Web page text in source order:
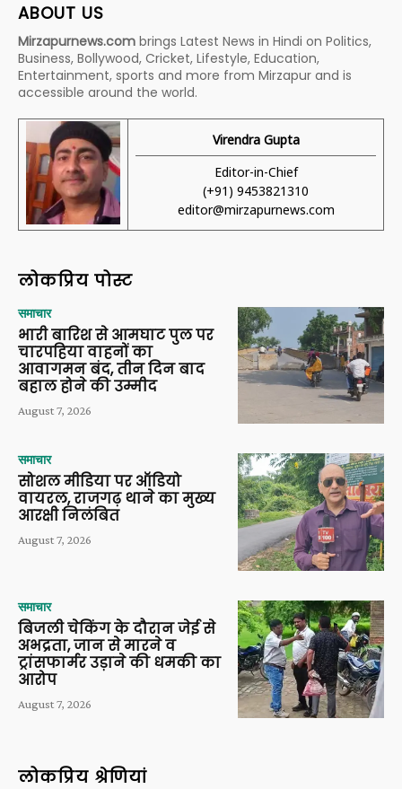
ABOUT US
Mirzapurnews.com brings Latest News in Hindi on Politics,
Business, Bollywood, Cricket, Lifestyle, Education,
Entertainment, sports and more from Mirzapur and is
accessible around the world.
Virendra Gupta
Editor-in-Chief
(+91) 9453821310
editor@mirzapurnews.com
लोकप्रिय पोस्ट
समाचार
भारी बारिश से आमघाट पुल पर
चारपहिया वाहनों का
आवागमन बंद, तीन दिन बाद
बहाल होने की उम्मीद
August 7, 2026
समाचार
सोशल मीडिया पर ऑडियो
वायरल, राजगढ़ थाने का मुख्य
आरक्षी निलंबित
August 7, 2026
समाचार
बिजली चेकिंग के दौरान जेई से
अभद्रता, जान से मारने व
ट्रांसफार्मर उड़ाने की धमकी का
आरोप
August 7, 2026
लोकप्रिय श्रेणियां